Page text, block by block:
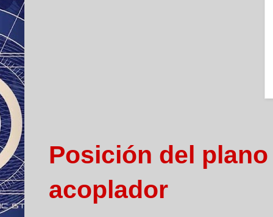
Posición del
acoplador